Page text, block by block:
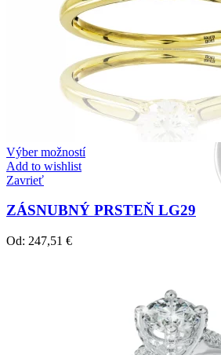
Výber možností
Add to wishlist
Zavrieť
ZÁSNUBNÝ PRSTEŇ LG29
Od: 247,51 €